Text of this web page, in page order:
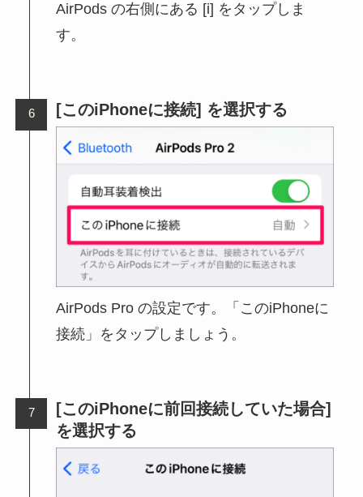
AirPods の右側にある [i] をタップしま
す。
[このiPhoneに接続] を選択する
AirPods Pro の設定です。「このiPhoneに
接続」をタップしましょう。
[このiPhoneに前回接続していた場合]
を選択する